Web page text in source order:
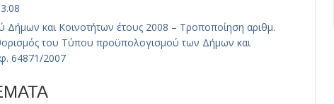
Δήμων και Κοινοτήτων έτους 2008 – Τροποποίηση αριθμ.
του Τύπου προϋπολογισμού των Δήμων και
64871/2007